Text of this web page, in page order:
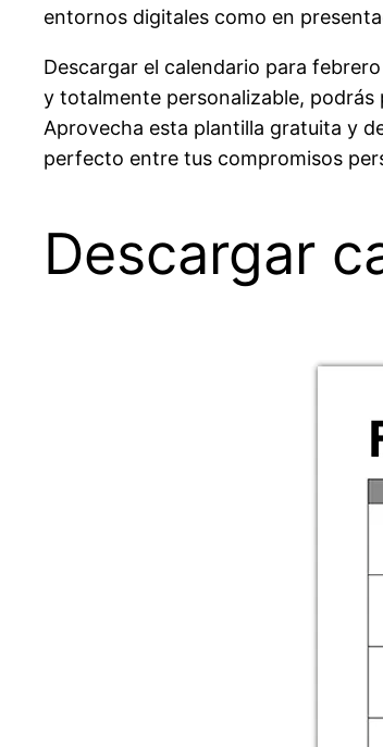
entornos digitales como en
Descargar el calendario para
y totalmente personalizable,
Aprovecha esta plantilla gratuita y
perfecto entre tus compromisos
Descargar